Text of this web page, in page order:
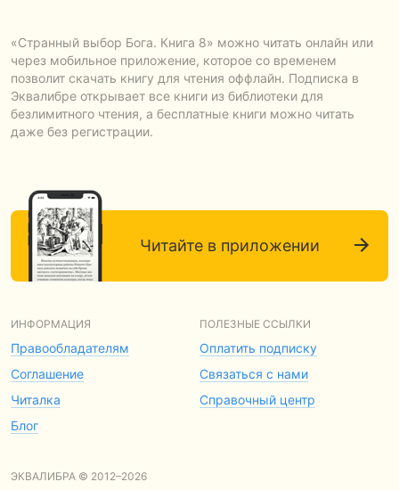
«Странный выбор Бога. Книга 8» можно читать онлайн или
через мобильное приложение, которое со временем
позволит скачать книгу для чтения оффлайн. Подписка в
Эквалибре открывает все книги из библиотеки для
безлимитного чтения, а бесплатные книги можно читать
даже без регистрации.
Читайте в приложении
ИНФОРМАЦИЯ
Правообладателям
Соглашение
Читалка
Блог
ПОЛЕЗНЫЕ ССЫЛКИ
Оплатить подписку
Связаться с нами
Справочный центр
ЭКВАЛИБРА © 2012–2026